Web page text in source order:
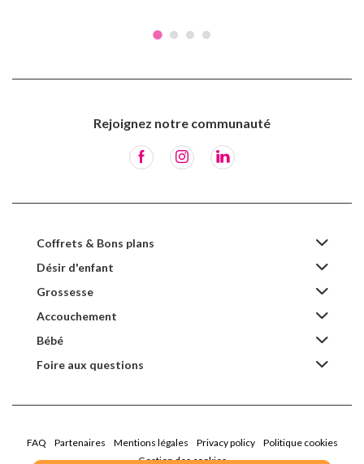
Rejoignez notre communauté
Coffrets & Bons plans
Désir d'enfant
Grossesse
Accouchement
Bébé
Foire aux questions
FAQ Partenaires Mentions légales Privacy policy
Politique cookies
Gestion des cookies